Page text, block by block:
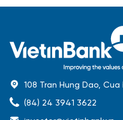
108 Tran Hung Dao,
(84) 24 3941 3622